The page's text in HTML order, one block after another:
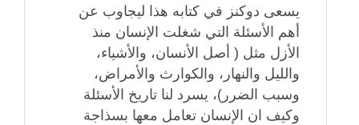
يسعى دوكنز في كتابه هذا ليجاوب عن
أهم الأسئلة التي شغلت الإنسان منذ
الأزل مثل ( أصل الأنسان، والأشياء،
والليل والنهار، والكوارث والأمراض،
وسبب الضرر)، يسرد لنا تاريخ الأسئلة
وكيف ان الإنسان تعامل معها بسذاجة